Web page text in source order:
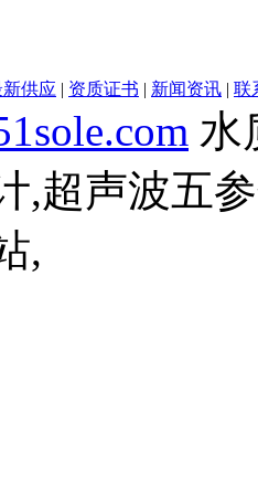
供应 | 资质证书 | 新闻资讯 | 联
水
,超声波五
,